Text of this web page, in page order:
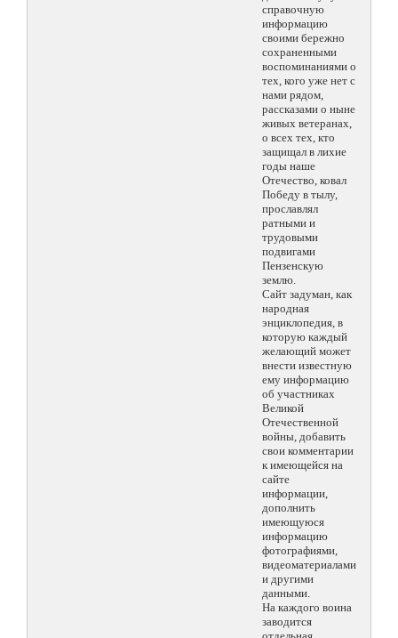
справочную
информацию
своими бережно
сохраненными
воспоминаниями о
тех, кого уже нет с
нами рядом,
рассказами о ныне
живых ветеранах,
о всех тех, кто
защищал в лихие
годы наше
Отечество, ковал
Победу в тылу,
прославлял
ратными и
трудовыми
подвигами
Пензенскую
землю.
Сайт задуман, как
народная
энциклопедия, в
которую каждый
желающий может
внести известную
ему информацию
об участниках
Великой
Отечественной
войны, добавить
свои комментарии
к имеющейся на
сайте
информации,
дополнить
имеющуюся
информацию
фотографиями,
видеоматериалами
и другими
данными.
На каждого воина
заводится